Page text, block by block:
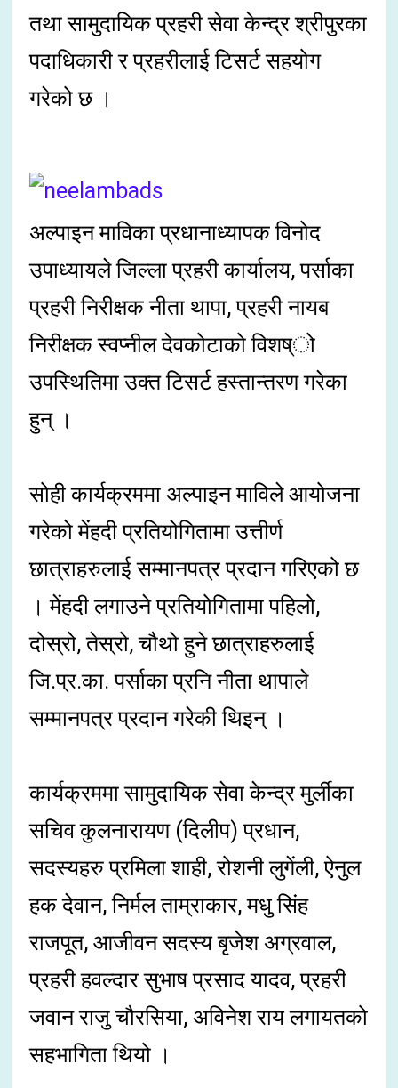
तथा सामुदायिक प्रहरी सेवा केन्द्र श्रीपुरका
पदाधिकारी र प्रहरीलाई टिसर्ट सहयोग
गरेको छ ।
अल्पाइन माविका प्रधानाध्यापक विनोद
उपाध्यायले जिल्ला प्रहरी कार्यालय, पर्साका
प्रहरी निरीक्षक नीता थापा, प्रहरी नायब
निरीक्षक स्वप्नील देवकोटाको विशष्ो
उपस्थितिमा उक्त टिसर्ट हस्तान्तरण गरेका
हुन् ।
सोही कार्यक्रममा अल्पाइन माविले आयोजना
गरेको मेंहदी प्रतियोगितामा उत्तीर्ण
छात्राहरुलाई सम्मानपत्र प्रदान गरिएको छ
। मेंहदी लगाउने प्रतियोगितामा पहिलो,
दोस्रो, तेस्रो, चौथो हुने छात्राहरुलाई
जि.प्र.का. पर्साका प्रनि नीता थापाले
सम्मानपत्र प्रदान गरेकी थिइन् ।
कार्यक्रममा सामुदायिक सेवा केन्द्र मुर्लीका
सचिव कुलनारायण (दिलीप) प्रधान,
सदस्यहरु प्रमिला शाही, रोशनी लुगेंली, ऐनुल
हक देवान, निर्मल ताम्राकार, मधु सिंह
राजपूत, आजीवन सदस्य बृजेश अग्रवाल,
प्रहरी हवल्दार सुभाष प्रसाद यादव, प्रहरी
जवान राजु चौरसिया, अविनेश राय लगायतको
सहभागिता थियो ।